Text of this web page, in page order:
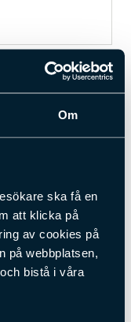
Om
ska få en
att klicka på
av cookies på
på webbplatsen,
bistå i våra
AM är
den alldeles
erbjuder
om 1000
cm.